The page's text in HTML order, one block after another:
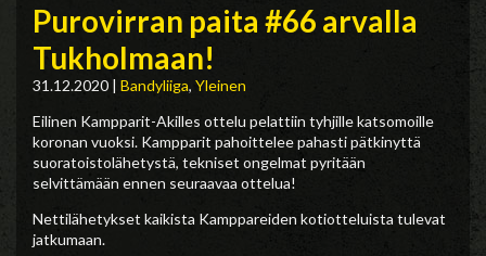
Purovirran paita #66 arvalla
Tukholmaan!
31.12.2020 | Bandyliiga, Yleinen
Eilinen Kampparit-Akilles ottelu pelattiin tyhjille katsomoille
koronan vuoksi. Kampparit pahoittelee pahasti pätkinyttä
suoratoistolähetystä, tekniset ongelmat pyritään
selvittämään ennen seuraavaa ottelua!
Nettilähetykset kaikista Kamppareiden kotiotteluista tulevat
jatkumaan.